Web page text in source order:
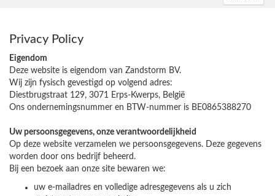
Privacy Policy
Eigendom
Deze website is eigendom van Zandstorm BV.
Wij zijn fysisch gevestigd op volgend adres:
Diestbrugstraat 129, 3071 Erps-Kwerps, België
Ons ondernemingsnummer en BTW-nummer is BE0865388270
Uw persoonsgegevens, onze verantwoordelijkheid
Op deze website verzamelen we persoonsgegevens. Deze gegevens
worden door ons bedrijf beheerd.
Bij een bezoek aan onze site bewaren we:
uw e-mailadres en volledige adresgegevens als u zich